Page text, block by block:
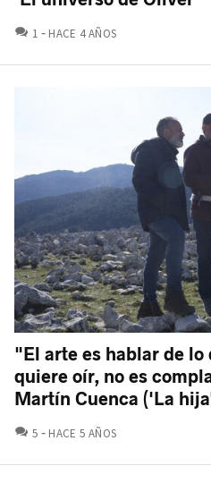
1 COMENTARIOS
HACE 4 AÑOS
"El arte es hablar de lo
quiere oír, no es
Martín Cuenca ('La
5 COMENTARIOS
HACE 5 AÑOS